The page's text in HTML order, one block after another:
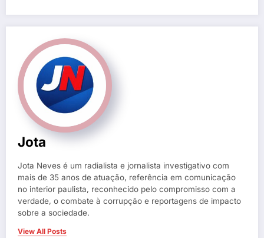
Jota
Jota Neves é um radialista e jornalista investigativo com
mais de 35 anos de atuação, referência em comunicação
no interior paulista, reconhecido pelo compromisso com a
verdade, o combate à corrupção e reportagens de impacto
sobre a sociedade.
View All Posts